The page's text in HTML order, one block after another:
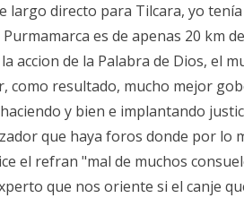
largo directo para Tilcara, yo
es de apenas 20 km
accion de la Palabra de Dios, el
como resultado, mucho mejor
y bien e implantando
que haya foros donde por lo
el refran "mal de muchos
que nos oriente si el canje